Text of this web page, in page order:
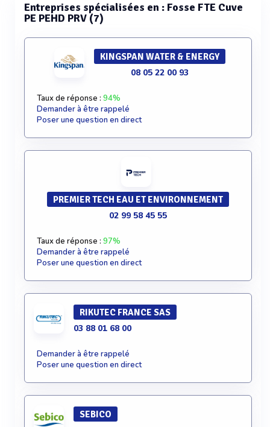
Entreprises spécialisées en : Fosse FTE Cuve
PE PEHD PRV (7)
KINGSPAN WATER & ENERGY
08 05 22 00 93
Taux de réponse : 94%
Demander à être rappelé
Poser une question en direct
PREMIER TECH EAU ET ENVIRONNEMENT
02 99 58 45 55
Taux de réponse : 97%
Demander à être rappelé
Poser une question en direct
RIKUTEC FRANCE SAS
03 88 01 68 00
Demander à être rappelé
Poser une question en direct
SEBICO